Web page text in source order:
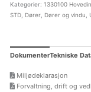
Kategorier: 1330100
STD, Dører, Dører og vindu,
DokumenterTekniske
Miljødeklarasjon
Forvaltning, drift og